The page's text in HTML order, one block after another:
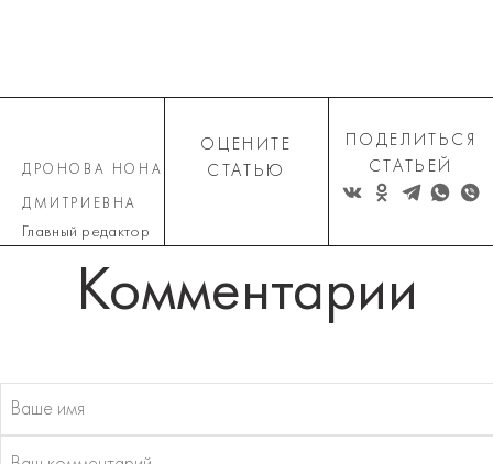
ДРОНОВА НОНА
ДМИТРИЕВНА
Главный редактор
ОЦЕНИТЕ
СТАТЬЮ
ПОДЕЛИТЬСЯ
СТАТЬЕЙ
Комментарии